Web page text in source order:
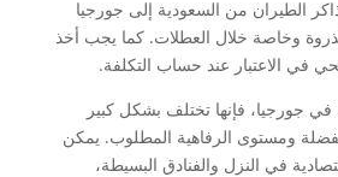
الطيران من السعودية إلى جورجيا
وخاصة خلال العطلات. كما يجب أخذ
في الاعتبار عند حساب التكلفة.
في جورجيا، فإنها تختلف بشكل كبير
ومستوى الرفاهية المطلوب. يمكن
في النزل والفنادق البسيطة،